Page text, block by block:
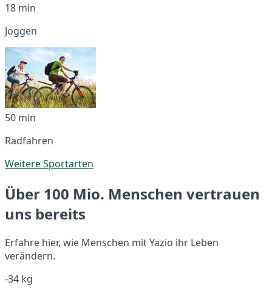
18 min
Joggen
50 min
Radfahren
Weitere Sportarten
Über 100 Mio. Menschen vertrauen
uns bereits
Erfahre hier, wie Menschen mit Yazio ihr Leben
verändern.
-34 kg